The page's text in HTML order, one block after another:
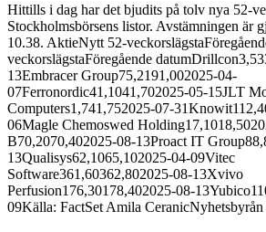
Hittills i dag har det bjudits på tolv nya 52-
Stockholmsbörsens listor. Avstämningen är
10.38. AktieNytt 52-
veckorslägstaFöregående
13Embracer Group75,2191,002025-04-
07Ferronordic41,1041,702025-05-15JLT
Computers1,741,752025-07-
06Magle Chemoswed
B70,2070,402025-08-13Proact IT
13Qualisys62,1065,102025-04-09Vitec
Software361,60362,802025-08-13Xvivo
Perfusion176,30178,402025-08-
09Källa: FactSet Amila